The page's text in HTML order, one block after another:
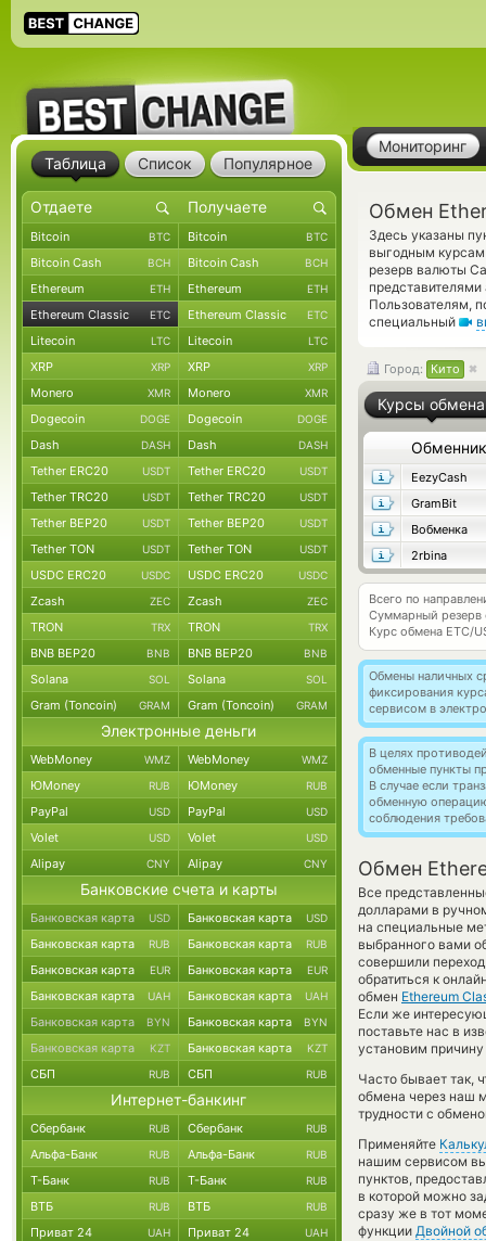
Мониторинг
Обмен
Здесь указаны
выгодным
резерв валюты
Пользователям,
специальный
Город: Кито
Курсы обмена
Обменник
EezyCash
GramBit
Вобменка
2rbina
Всего по
Суммарный резерв
Курс обмена ETC/
Обмены наличных
фиксирования
сервисом в
В целях
обменные пункты
В случае если
обменную
соблюдения
Обмен
Все
долларами в
на специальные
выбранного вами
совершили
обратиться к
обмен Ethereum
Если же
поставьте нас в
установим
Часто бывает так,
обмена через наш
трудности с
Применяйте
нашим сервисом
пунктов,
в которой можно
сразу же в тот
функции Двойной
Таблица Список Популярное
Bitcoin BTC Bitcoin BTC
Bitcoin Cash BCH Bitcoin Cash BCH
Ethereum ETH Ethereum ETH
Ethereum Classic ETC Ethereum Classic ETC
Litecoin LTC Litecoin LTC
XRP XRP XRP XRP
Monero XMR Monero XMR
Dogecoin DOGE Dogecoin DOGE
Dash DASH Dash DASH
Tether ERC20 USDT Tether ERC20 USDT
Tether TRC20 USDT Tether TRC20 USDT
Tether BEP20 USDT Tether BEP20 USDT
Tether TON USDT Tether TON USDT
USDC ERC20 USDC USDC ERC20 USDC
Zcash ZEC Zcash ZEC
TRON TRX TRON TRX
BNB BEP20 BNB BNB BEP20 BNB
Solana SOL Solana SOL
Gram (Toncoin) GRAM Gram (Toncoin) GRAM
Электронные деньги
WebMoney WMZ WebMoney WMZ
ЮMoney RUB ЮMoney RUB
PayPal USD PayPal USD
Volet USD Volet USD
Alipay CNY Alipay CNY
Банковские счета и карты
Банковская карта USD Банковская карта USD
Банковская карта RUB Банковская карта RUB
Банковская карта EUR Банковская карта EUR
Банковская карта UAH Банковская карта UAH
Банковская карта BYN Банковская карта BYN
Банковская карта KZT Банковская карта KZT
СБП RUB СБП RUB
Интернет-банкинг
Сбербанк RUB Сбербанк RUB
Альфа-Банк RUB Альфа-Банк RUB
Т-Банк RUB Т-Банк RUB
ВТБ RUB ВТБ RUB
Приват 24 UAH Приват 24 UAH